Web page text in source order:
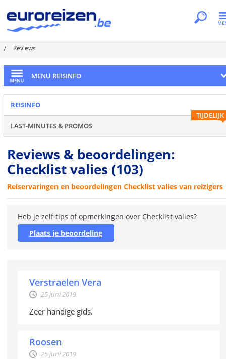
Reviews
MENU REISINFO
REISINFO
TIJDELIJK
LAST-MINUTES & PROMOS
Reviews & beoordelingen:
Checklist valies (103)
Reiservaringen en beoordelingen Checklist valies van reizigers
Heb je zelf tips of opmerkingen over Checklist valies?
Plaats je beoordeling
Verstraelen Vera
25 juni 2019
Zeer handige gids.
Roosen
25 juni 2019